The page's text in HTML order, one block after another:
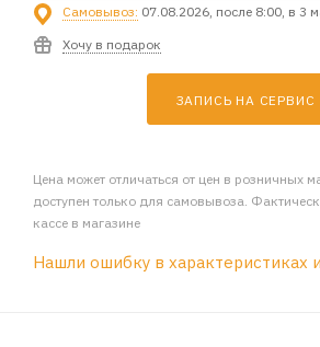
Самовывоз: 07.08.2026, после 8:00, в 3
Хочу в подарок
ЗАПИСЬ НА СЕРВИС
Цена может отличаться от цен в розничных
доступен только для самовывоза.
кассе в магазине
Нашли ошибку в характеристиках